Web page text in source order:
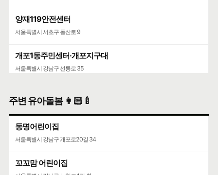
양재119안전센터
서울특별시 서초구 동산로 9
개포1동주민센터·개포지구대
서울특별시 강남구 선릉로 35
주변 유아돌봄 👩🏻‍🍼
동명어린이집
서울특별시 강남구 개포로20길 34
꼬꼬맘 어린이집